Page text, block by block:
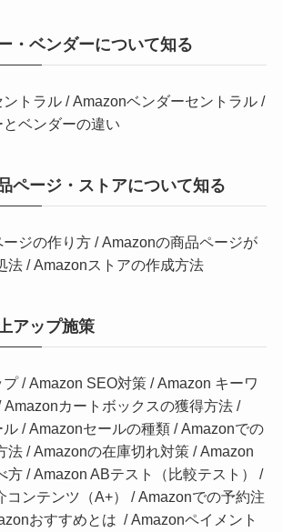
・ベンダーについて知る
トラル /Amazonベンダーセントラル /
ベンダーの違い
ページ・ストアについて知る
ジの作り方 /Amazonの商品ページが
法 /Amazonストアの作成方法
アップ施策
プ/Amazon SEO対策 /Amazon キーワ
Amazonカートボックスの獲得方法 /
ル /Amazonセールの種類 /Amazonでの
法 /Amazonの在庫切れ対策 /Amazon
方 /Amazon ABテスト（比較テスト） /
ンテンツ（A+） /Amazonでの予約注
おすすめとは /Amazonペイメント